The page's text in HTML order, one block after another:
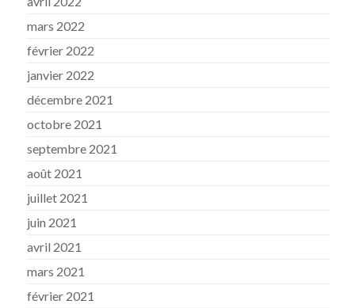
mars 2022
février 2022
janvier 2022
décembre 2021
octobre 2021
septembre 2021
août 2021
juillet 2021
juin 2021
avril 2021
mars 2021
février 2021